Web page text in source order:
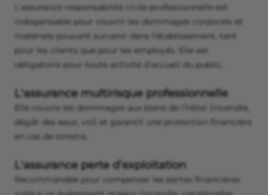
L'assurance responsabilité civile professionnelle est
indispensable pour couvrir les dommages corporels et
matériels pouvant survenir dans l’établissement, tant
pour les clients que pour les employés. Elle est
obligatoire pour toute activité d’accueil du public​​.
L'assurance multirisque professionnelle
Elle couvre les dommages aux biens de l'hôtel (incendie,
dégât des eaux, vol) et garantit une protection financière
en cas de sinistre.
L'assurance perte d’exploitation
Recommandée pour compenser les pertes financières